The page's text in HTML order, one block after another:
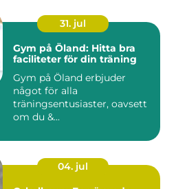
31. jul
Gym på Öland: Hitta bra
faciliteter för din träning
Gym på Öland erbjuder
något för alla
träningsentusiaster, oavsett
om du &...
04. jul